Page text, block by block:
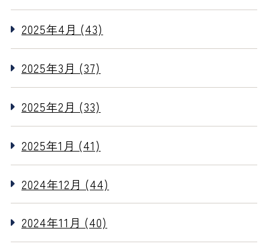
2025年4月 (43)
2025年3月 (37)
2025年2月 (33)
2025年1月 (41)
2024年12月 (44)
2024年11月 (40)